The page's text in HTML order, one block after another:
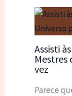
Assisti
Mestres
vez
Parece